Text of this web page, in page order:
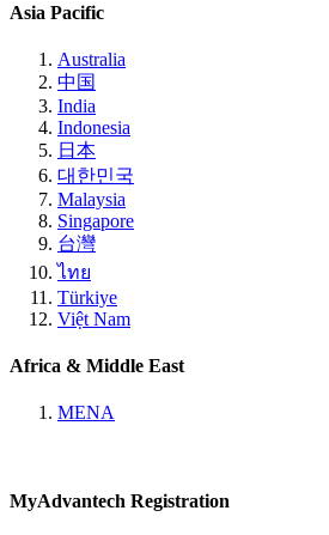
Asia Pacific
Australia
中国
India
Indonesia
日本
대한민국
Malaysia
Singapore
台灣
ไทย
Türkiye
Việt Nam
Africa & Middle East
MENA
MyAdvantech Registration